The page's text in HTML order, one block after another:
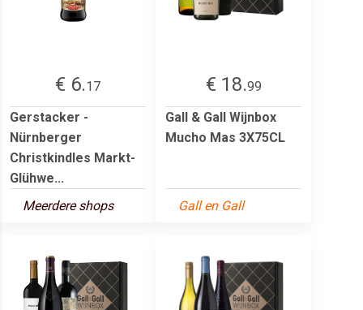
€ 6.17
Gerstacker -
Nürnberger
Christkindles Markt-
Glühwe...
Meerdere shops
€ 18.99
Gall & Gall Wijnbox
Mucho Mas 3X75CL
Gall en Gall